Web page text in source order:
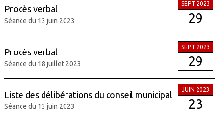
Procès verbal
Séance du 13 juin 2023
SEPT 2023
29
Procès verbal
Séance du 18 juillet 2023
SEPT 2023
29
Liste des délibérations du conseil municipal
Séance du 13 juin 2023
JUIN 2023
23